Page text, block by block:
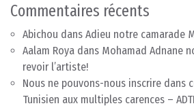
Commentaires récents
Abichou dans Adieu notre camarade
Aalam Roya dans Mohamad Adnane
revoir l’artiste!
Nous ne pouvons-nous inscrire dans
Tunisien aux multiples carences –